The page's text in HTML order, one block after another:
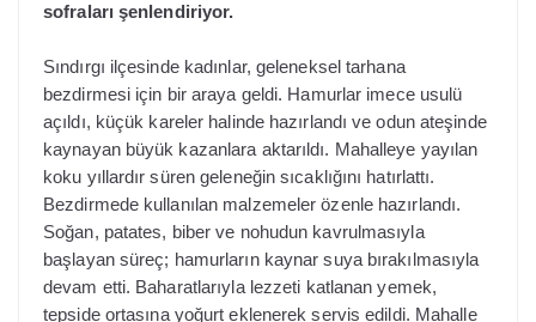
sofraları şenlendiriyor.
Sındırgı ilçesinde kadınlar, geleneksel tarhana
bezdirmesi için bir araya geldi. Hamurlar imece usulü
açıldı, küçük kareler halinde hazırlandı ve odun ateşinde
kaynayan büyük kazanlara aktarıldı. Mahalleye yayılan
koku yıllardır süren geleneğin sıcaklığını hatırlattı.
Bezdirmede kullanılan malzemeler özenle hazırlandı.
Soğan, patates, biber ve nohudun kavrulmasıyla
başlayan süreç; hamurların kaynar suya bırakılmasıyla
devam etti. Baharatlarıyla lezzeti katlanan yemek,
tepside ortasına yoğurt eklenerek servis edildi. Mahalle